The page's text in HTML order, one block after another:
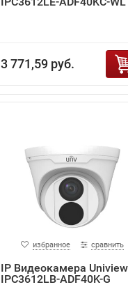
3 771,59 руб.
избранное сравнить
IP Видеокамера Uniview
IPC3612LB-ADF40K-G